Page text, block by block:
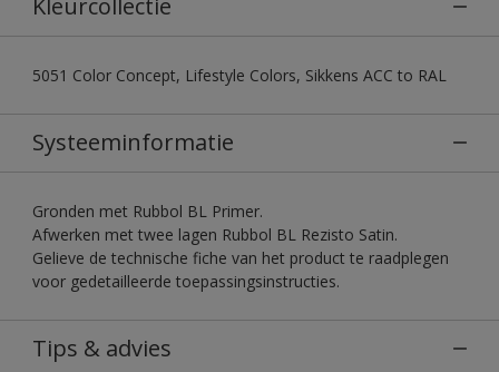
5051 Color Concept, Lifestyle Colors, Sikkens ACC to RAL
Systeeminformatie
Gronden met Rubbol BL Primer.
Afwerken met twee lagen Rubbol BL Rezisto Satin.
Gelieve de technische fiche van het product te raadplegen
voor gedetailleerde toepassingsinstructies.
Tips & advies